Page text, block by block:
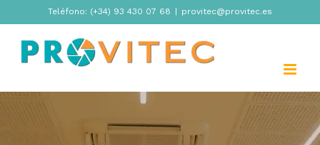
content
Teléfono: (+34) 93 430 07 68 provitec@provitec.es